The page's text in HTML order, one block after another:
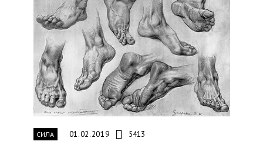
СИЛА 01.02.2019 5413